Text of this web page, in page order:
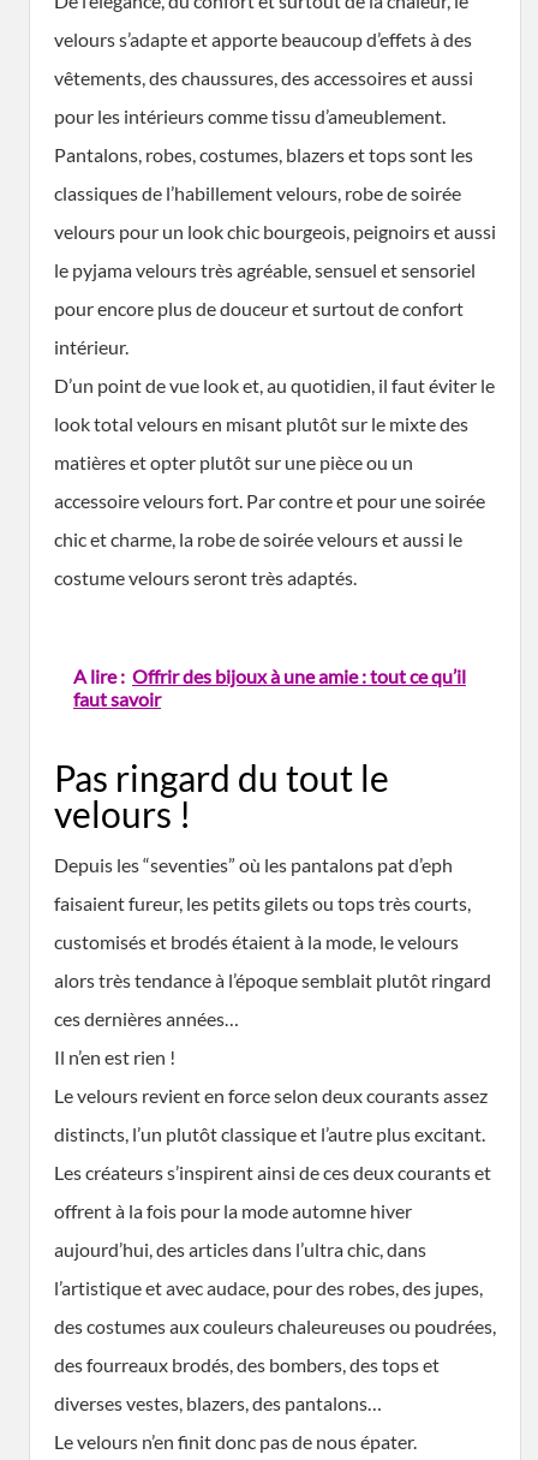
velours s’adapte et apporte beaucoup d’effets à des
vêtements, des chaussures, des accessoires et aussi
pour les intérieurs comme tissu d’ameublement.
Pantalons, robes, costumes, blazers et tops sont les
classiques de l’habillement velours, robe de soirée
velours pour un look chic bourgeois, peignoirs et aussi
le pyjama velours très agréable, sensuel et sensoriel
pour encore plus de douceur et surtout de confort
intérieur.
D’un point de vue look et, au quotidien, il faut éviter le
look total velours en misant plutôt sur le mixte des
matières et opter plutôt sur une pièce ou un
accessoire velours fort. Par contre et pour une soirée
chic et charme, la robe de soirée velours et aussi le
costume velours seront très adaptés.
A lire : Offrir des bijoux à une amie : tout ce qu’il
faut savoir
Pas ringard du tout le
velours !
Depuis les “seventies” où les pantalons pat d’eph
faisaient fureur, les petits gilets ou tops très courts,
customisés et brodés étaient à la mode, le velours
alors très tendance à l’époque semblait plutôt ringard
ces dernières années…
Il n’en est rien !
Le velours revient en force selon deux courants assez
distincts, l’un plutôt classique et l’autre plus excitant.
Les créateurs s’inspirent ainsi de ces deux courants et
offrent à la fois pour la mode automne hiver
aujourd’hui, des articles dans l’ultra chic, dans
l’artistique et avec audace, pour des robes, des jupes,
des costumes aux couleurs chaleureuses ou poudrées,
des fourreaux brodés, des bombers, des tops et
diverses vestes, blazers, des pantalons…
Le velours n’en finit donc pas de nous épater.